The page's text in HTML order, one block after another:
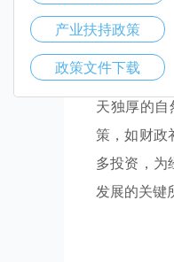
七台河市在
产业的冲击
天独厚的自
策，如财政
多投资，为
发展的关键
产业扶持政策
政策文件下载